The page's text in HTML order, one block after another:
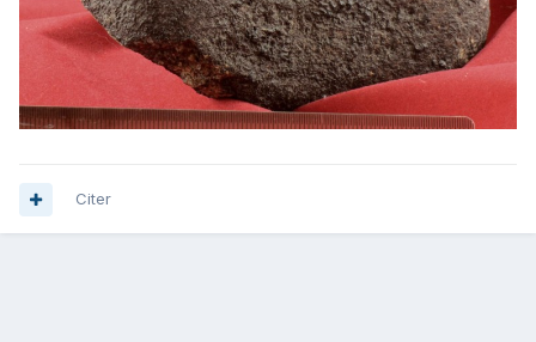
Citer